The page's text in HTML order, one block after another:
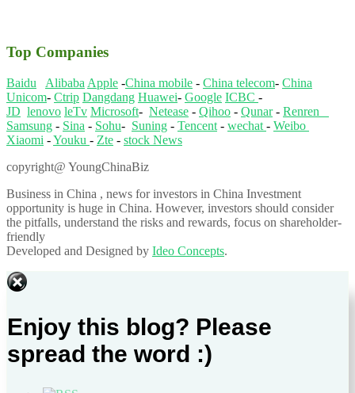
Top Companies
Baidu Alibaba Apple -China mobile - China telecom- China
Unicom- Ctrip Dangdang Huawei- Google ICBC -
JD lenovo leTv Microsoft- Netease - Qihoo - Qunar- Renren
Samsung - Sina - Sohu- Suning - Tencent - wechat - Weibo
Xiaomi -Youku - Zte - stock News
copyright@ YoungChinaBiz
Business in China , news for investors in China Investment
opportunity is huge in China. However, investors should consider
the pitfalls, understand the risks and rewards, focus on shareholder-
friendly
Developed and Designed by Ideo Concepts.
Enjoy this blog? Please
spread the word :)